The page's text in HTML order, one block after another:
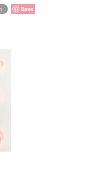
Save